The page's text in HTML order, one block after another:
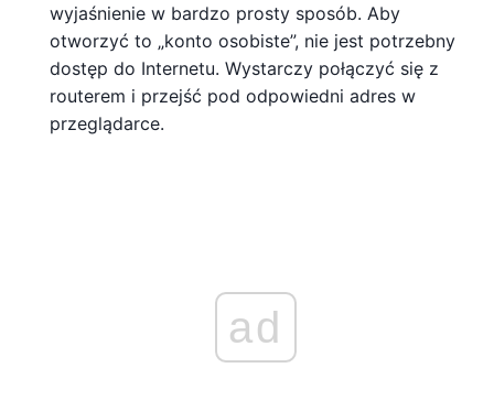
wyjaśnienie w bardzo prosty sposób. Aby
otworzyć to „konto osobiste”, nie jest potrzebny
dostęp do Internetu. Wystarczy połączyć się z
routerem i przejść pod odpowiedni adres w
przeglądarce.
ad